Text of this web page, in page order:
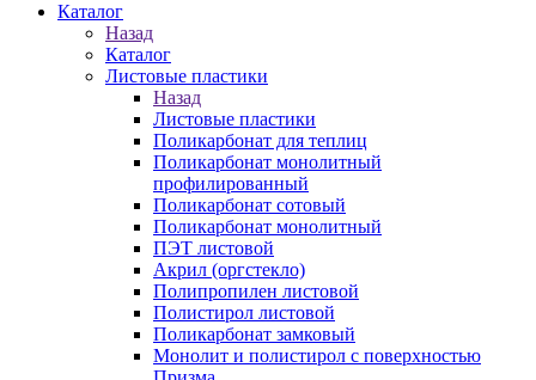
Каталог
Назад
Каталог
Листовые пластики
Назад
Листовые пластики
Поликарбонат для теплиц
Поликарбонат монолитный
профилированный
Поликарбонат сотовый
Поликарбонат монолитный
ПЭТ листовой
Акрил (оргстекло)
Полипропилен листовой
Полистирол листовой
Поликарбонат замковый
Монолит и полистирол с поверхностью